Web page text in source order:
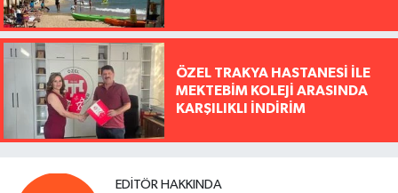
ÖZEL TRAKYA HASTANESİ İLE
MEKTEBİM KOLEJİ ARASINDA
KARŞILIKLI İNDİRİM
EDITÖR HAKKINDA